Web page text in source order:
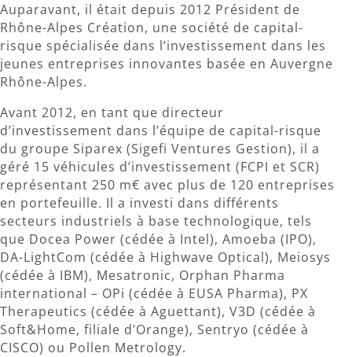
Auparavant, il était depuis 2012 Président de
Rhône-Alpes Création, une société de capital-
risque spécialisée dans l’investissement dans les
jeunes entreprises innovantes basée en Auvergne
Rhône-Alpes.
Avant 2012, en tant que directeur
d’investissement dans l’équipe de capital-risque
du groupe Siparex (Sigefi Ventures Gestion), il a
géré 15 véhicules d’investissement (FCPI et SCR)
représentant 250 m€ avec plus de 120 entreprises
en portefeuille. Il a investi dans différents
secteurs industriels à base technologique, tels
que Docea Power (cédée à Intel), Amoeba (IPO),
DA-LightCom (cédée à Highwave Optical), Meiosys
(cédée à IBM), Mesatronic, Orphan Pharma
international – OPi (cédée à EUSA Pharma), PX
Therapeutics (cédée à Aguettant), V3D (cédée à
Soft&Home, filiale d’Orange), Sentryo (cédée à
CISCO) ou Pollen Metrology.